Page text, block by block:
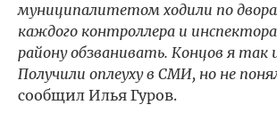
муниципалитетом ходили по
каждого контроллера и
району обзванивать. Концов я так
Получили оплеуху в СМИ, но не
сообщил Илья Гуров.